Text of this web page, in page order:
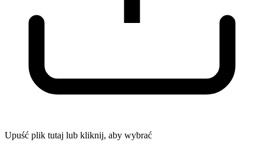
Upuść plik tutaj lub kliknij, aby wybrać